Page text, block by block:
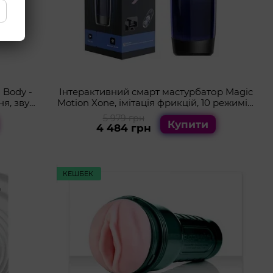
Body -
звук,
Інтерактивний смарт мастурбатор Magic
Motion Xone, імітація фрикцій, 10 режимів,
кнопка турбо
5 979 грн
4 484 грн Купити
КЕШБЕК